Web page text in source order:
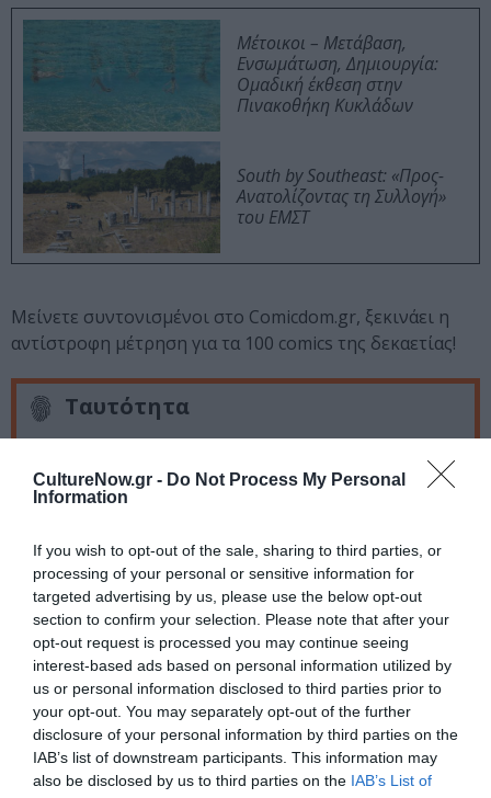
CultureNow.gr - Do Not Process My Personal
Information
If you wish to opt-out of the sale, sharing to third parties, or
processing of your personal or sensitive information for
targeted advertising by us, please use the below opt-out
section to confirm your selection. Please note that after your
opt-out request is processed you may continue seeing
interest-based ads based on personal information utilized by
us or personal information disclosed to third parties prior to
your opt-out. You may separately opt-out of the further
disclosure of your personal information by third parties on the
IAB’s list of downstream participants. This information may
also be disclosed by us to third parties on the IAB’s List of
Μέτοικοι – Μετάβαση,
Ενσωμάτωση, Δημιουργία:
Ομαδική έκθεση στην
Πινακοθήκη Κυκλάδων
South by Southeast: «Προς-
Ανατολίζοντας τη Συλλογή»
του ΕΜΣΤ
Μείνετε συντονισμένοι στο Comicdom.gr, ξεκινάει η
αντίστροφη μέτρηση για τα 100 comics της δεκαετίας!
Ταυτότητα
Πληροφορίες http://www.comicdom.gr/
Ακολουθήστε το Culturenow.gr στοGoogle Newsκαι
μάθετε πρώτοι όλες τις ειδήσεις
Δείτε όλα τατελευταία νέαγια την Τέχνη και τον
Πολιτισμό στο Culturenow.gr
Νέοι Διαγωνισμοί❯
Newsletter